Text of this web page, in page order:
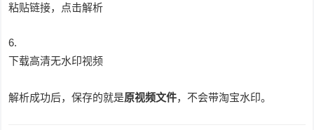
粘贴链接，点击解析
下载高清无水印视频
解析成功后，保存的就是原视频文件，不会带淘宝水印。